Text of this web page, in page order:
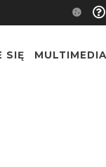
SIĘ MULTIMEDIA